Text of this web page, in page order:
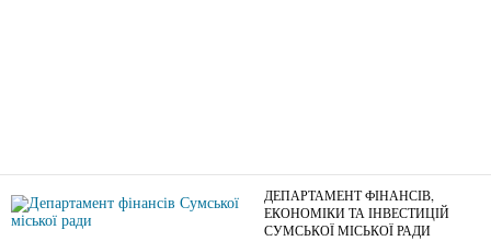
ДЕПАРТАМЕНТ ФІНАНСІВ,
ЕКОНОМІКИ ТА ІНВЕСТИЦІЙ
СУМСЬКОЇ МІСЬКОЇ РАДИ